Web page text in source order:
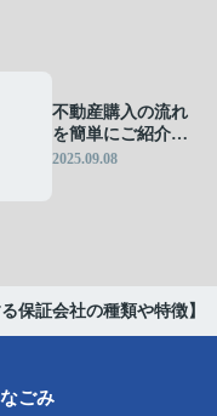
不動産購入の流れ
を簡単にご紹介し
ます！
2025.09.08
る保証会社の種類や特徴】
ごみ